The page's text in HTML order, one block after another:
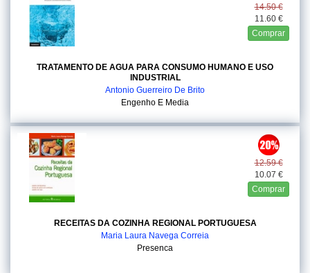
14.50 €
11.60 €
Comprar
TRATAMENTO DE AGUA PARA CONSUMO HUMANO E USO
INDUSTRIAL
Antonio Guerreiro De Brito
Engenho E Media
12.59 €
10.07 €
Comprar
RECEITAS DA COZINHA REGIONAL PORTUGUESA
Maria Laura Navega Correia
Presenca